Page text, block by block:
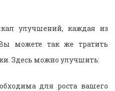
улучшений, каждая из
можете так же тратить
Здесь можно улучшить:
для роста вашего